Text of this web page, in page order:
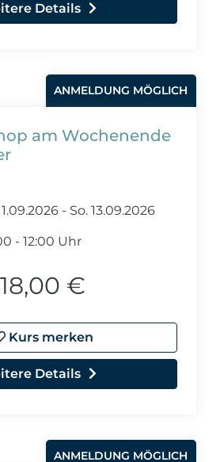
Details
ANMELDUNG MÖGLICH
am Wochenende
- So. 13.09.2026
- 12:00 Uhr
18,00 €
Kurs merken
Details
ANMELDUNG MÖGLICH